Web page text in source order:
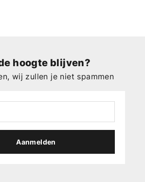
hoogte blijven?
wij zullen je niet spammen
Aanmelden